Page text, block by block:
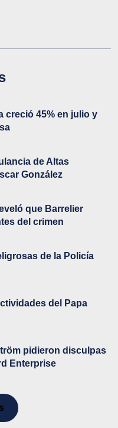
creció 45% en julio y
de Altas
González
que Barrelier
del crimen
de la Policía
del Papa
pidieron disculpas
Enterprise